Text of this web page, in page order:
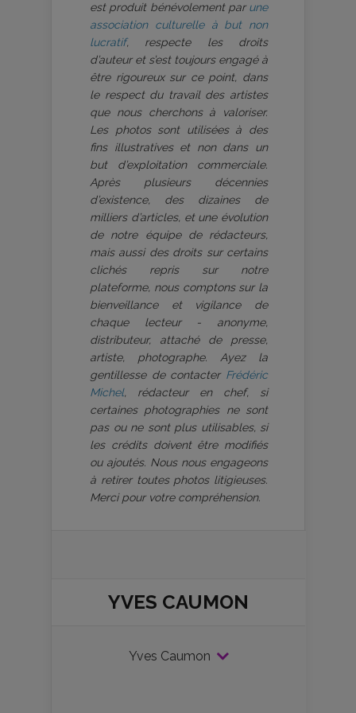
est produit bénévolement par une
association culturelle à but non
lucratif, respecte les droits
d’auteur et s’est toujours engagé à
être rigoureux sur ce point, dans
le respect du travail des artistes
que nous cherchons à valoriser.
Les photos sont utilisées à des
fins illustratives et non dans un
but d’exploitation commerciale.
Après plusieurs décennies
d’existence, des dizaines de
milliers d’articles, et une évolution
de notre équipe de rédacteurs,
mais aussi des droits sur certains
clichés repris sur notre
plateforme, nous comptons sur la
bienveillance et vigilance de
chaque lecteur - anonyme,
distributeur, attaché de presse,
artiste, photographe. Ayez la
gentillesse de contacter Frédéric
Michel, rédacteur en chef, si
certaines photographies ne sont
pas ou ne sont plus utilisables, si
les crédits doivent être modifiés
ou ajoutés. Nous nous engageons
à retirer toutes photos litigieuses.
Merci pour votre compréhension.
YVES CAUMON
Yves Caumon